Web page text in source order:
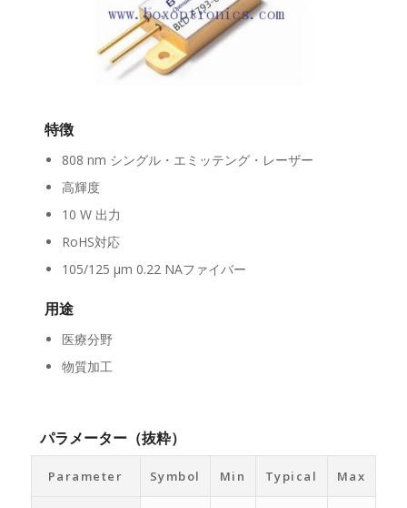
特徴
808 nm シングル・エミッテング・レーザー
高輝度
10 W 出力
RoHS対応
105/125 μm 0.22 NAファイバー
用途
医療分野
物質加工
パラメーター（抜粋）
Parameter Symbol Min Typical Max